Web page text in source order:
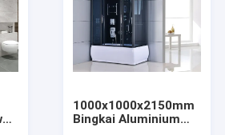
1000x1000x2150mm
Bingkai Aluminium